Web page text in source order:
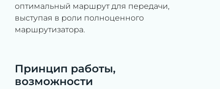
оптимальный маршрут для передачи,
выступая в роли полноценного
маршрутизатора.
Принцип работы,
возможности